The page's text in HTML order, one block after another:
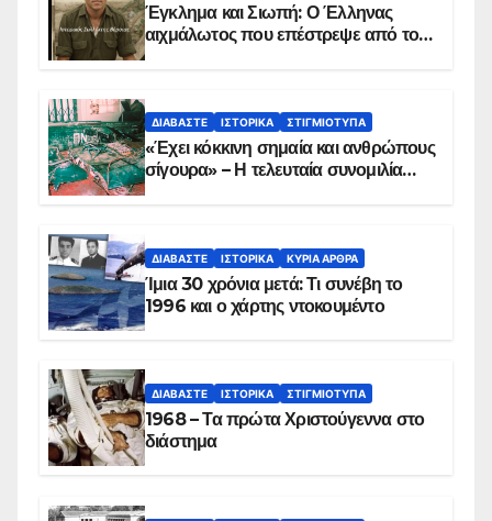
Έγκλημα και Σιωπή: Ο Έλληνας
αιχμάλωτος που επέστρεψε από το
ΔΙΑΒΆΣΤΕ ΙΣΤΟΡΙΚΆ ΣΤΙΓΜΙΌΤΥΠΑ
«Έχει κόκκινη σημαία και ανθρώπους
σίγουρα» – Η τελευταία συνομιλία
ΔΙΑΒΆΣΤΕ ΙΣΤΟΡΙΚΆ ΚΥΡΙΑ ΑΡΘΡΑ
Ίμια 30 χρόνια μετά: Τι συνέβη το
1996 και ο χάρτης ντοκουμέντο
ΔΙΑΒΆΣΤΕ ΙΣΤΟΡΙΚΆ ΣΤΙΓΜΙΌΤΥΠΑ
1968 – Τα πρώτα Χριστούγεννα στο
διάστημα